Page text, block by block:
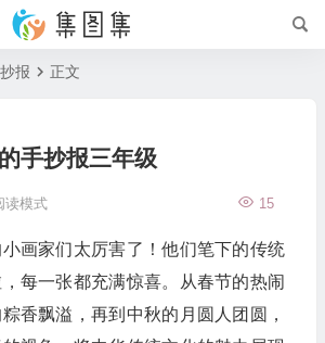
报 正文
手抄报三年级
15
读模式
画家们太厉害了！他们笔下的传统
每一张都充满惊喜。从春节的热闹
香飘溢，再到中秋的月圆人团圆，